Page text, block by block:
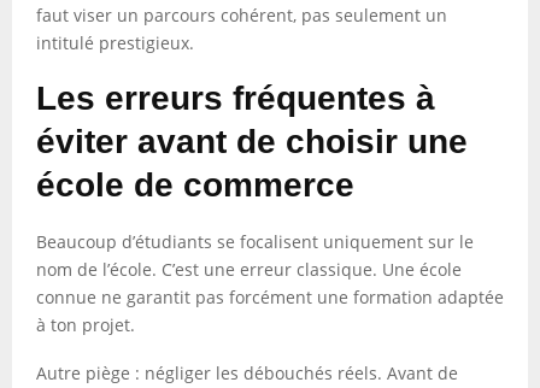
faut viser un parcours cohérent, pas seulement un
intitulé prestigieux.
Les erreurs fréquentes à
éviter avant de choisir une
école de commerce
Beaucoup d’étudiants se focalisent uniquement sur le
nom de l’école. C’est une erreur classique. Une école
connue ne garantit pas forcément une formation adaptée
à ton projet.
Autre piège : négliger les débouchés réels. Avant de